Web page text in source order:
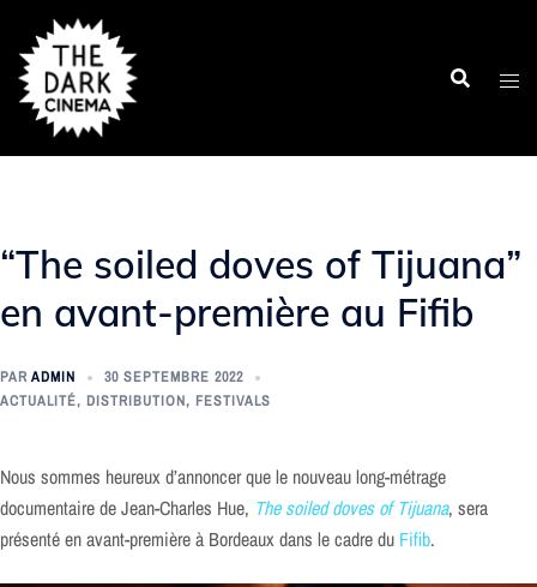
contenu
“The soiled doves of Tijuana”
en avant-première au Fifib
PARADMIN
30 SEPTEMBRE 2022
ACTUALITÉ, DISTRIBUTION, FESTIVALS
Nous sommes heureux d’annoncer que le nouveau long-métrage
documentaire de Jean-Charles Hue, The soiled doves of Tijuana, sera
présenté en avant-première à Bordeaux dans le cadre du Fifib.